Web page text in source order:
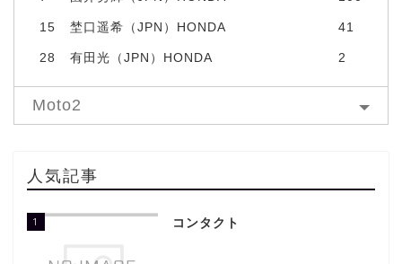
15 埜口遥希（JPN）HONDA 41
28 有田光（JPN）HONDA 2
Moto2
人気記事
1 コンタクト